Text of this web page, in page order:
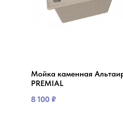
Мойка каменная
PREMIAL
8 100 ₽